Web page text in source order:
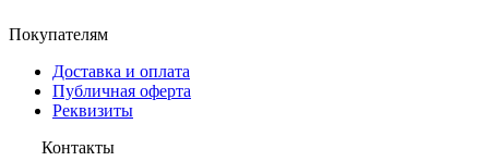
Покупателям
Доставка и оплата
Публичная оферта
Реквизиты
Контакты